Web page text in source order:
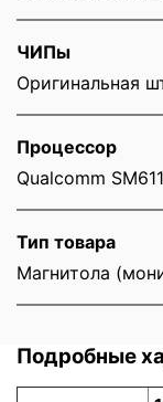
ЧИПы
Оригинальная
Процессор
Qualcomm
Тип товара
Магнитола
Подробные